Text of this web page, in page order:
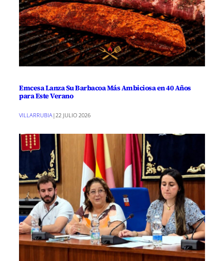
Emcesa Lanza Su Barbacoa Más Ambiciosa en 40 Años
para Este Verano
VILLARRUBIA | 22 JULIO 2026